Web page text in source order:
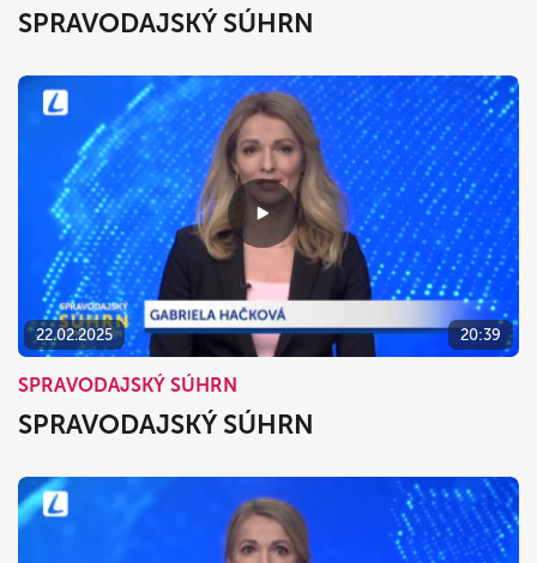
SPRAVODAJSKÝ SÚHRN
22.02.2025 20:39
SPRAVODAJSKÝ SÚHRN
SPRAVODAJSKÝ SÚHRN